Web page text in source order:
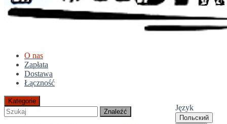
O nas
Zapłata
Dostawa
Łączność
Język
Польский
Kategorie
Znaleźć